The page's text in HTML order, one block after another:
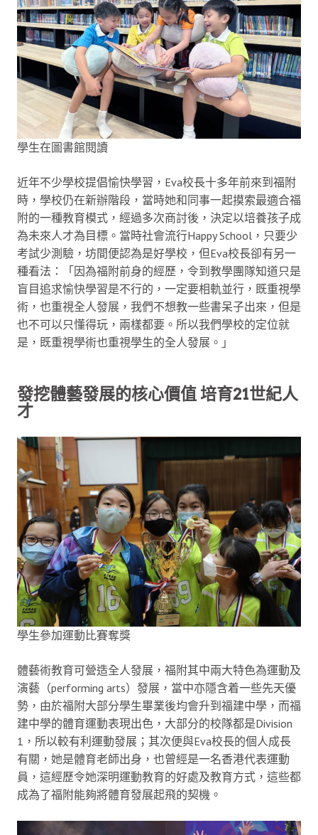
學生在圖書館閱讀
近年不少學校提倡愉快學習，Eva校長十多年前來到福附
時，學校仍在新辦階段，當時她和同事一起摸索最適合福
附的一種教育模式，經過多次商討後，決定以培養孩子成
為未來人才為目標。當時社會流行Happy School，只要少
考試少測驗，坊間便認為是好學校，但Eva校長卻有另一
種看法：「因為福附前身的經歷，令到教學團隊知道只是
盲目追求愉快學習是不行的，一定要相軌並行，既重視學
術，也重視全人發展，我們不想教一些書呆子出來，但是
也不可以只懂得玩，兩樣都要。所以我們學校的定位就
是，既重視學術也重視學生的全人發展。」
發挖體藝發展的核心價值 培育21世紀人
才
學生參加運動比賽奪獎
體藝術教育可營造全人發展，福附其中兩大特色為運動及
演藝（performing arts）發展，當中亦隱含着一些先天優
勢，由於福附大部分學生畢業後均會升到福建中學，而福
建中學的體育運動表現出色，大部分的校隊都是Division
1，所以較有利運動發展；其次便與Eva校長的個人成長
有關，她是體育老師出身，也曾經是一名香港代表運動
員，這經歷令她深明運動教育的好處及教育方式，這些都
成為了福附能夠將體育發展起飛的契機。